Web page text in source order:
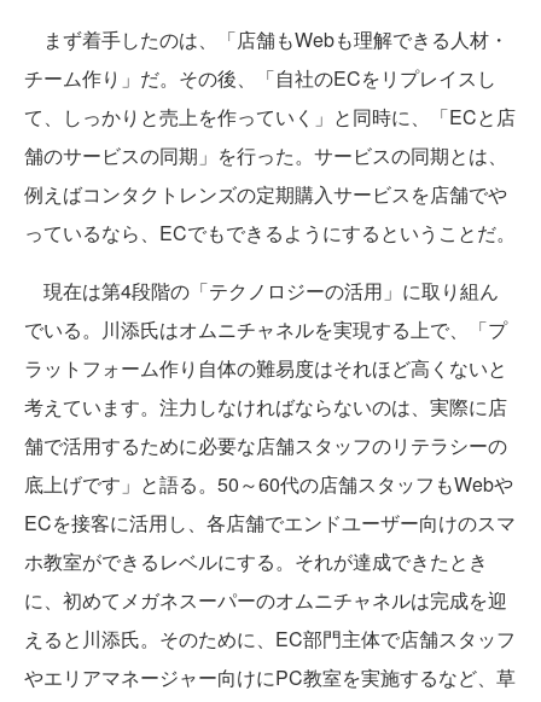
まず着手したのは、「店舗もWebも理解できる人材・
チーム作り」だ。その後、「自社のECをリプレイスし
て、しっかりと売上を作っていく」と同時に、「ECと店
舗のサービスの同期」を行った。サービスの同期とは、
例えばコンタクトレンズの定期購入サービスを店舗でや
っているなら、ECでもできるようにするということだ。
現在は第4段階の「テクノロジーの活用」に取り組ん
でいる。川添氏はオムニチャネルを実現する上で、「プ
ラットフォーム作り自体の難易度はそれほど高くないと
考えています。注力しなければならないのは、実際に店
舗で活用するために必要な店舗スタッフのリテラシーの
底上げです」と語る。50～60代の店舗スタッフもWebや
ECを接客に活用し、各店舗でエンドユーザー向けのスマ
ホ教室ができるレベルにする。それが達成できたとき
に、初めてメガネスーパーのオムニチャネルは完成を迎
えると川添氏。そのために、EC部門主体で店舗スタッフ
やエリアマネージャー向けにPC教室を実施するなど、草